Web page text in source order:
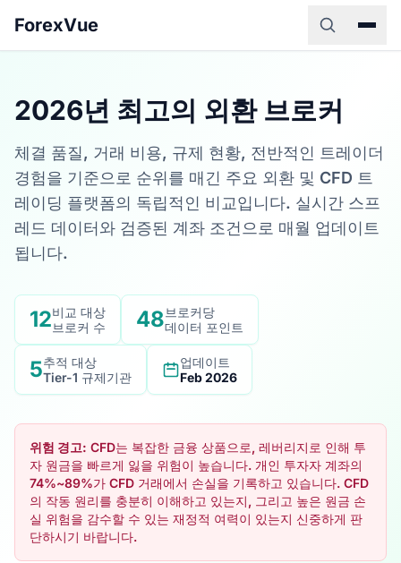
ForexVue
2026년 최고의 외환 브로커
체결 품질, 거래 비용, 규제 현황, 전반적인 트레이더
경험을 기준으로 순위를 매긴 주요 외환 및 CFD 트
레이딩 플랫폼의 독립적인 비교입니다. 실시간 스프
레드 데이터와 검증된 계좌 조건으로 매월 업데이트
됩니다.
12비교 대상
브로커 수
48브로커당
데이터 포인트
5추적 대상
Tier-1 규제기관
업데이트
Feb 2026
위험 경고: CFD는 복잡한 금융 상품으로, 레버리지로 인해 투
자 원금을 빠르게 잃을 위험이 높습니다. 개인 투자자 계좌의
74%~89%가 CFD 거래에서 손실을 기록하고 있습니다. CFD
의 작동 원리를 충분히 이해하고 있는지, 그리고 높은 원금 손
실 위험을 감수할 수 있는 재정적 여력이 있는지 신중하게 판
단하시기 바랍니다.